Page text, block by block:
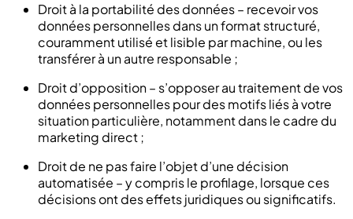
Droit à la portabilité des données – recevoir vos
données personnelles dans un format structuré,
couramment utilisé et lisible par machine, ou les
transférer à un autre responsable ;
Droit d’opposition – s’opposer au traitement de vos
données personnelles pour des motifs liés à votre
situation particulière, notamment dans le cadre du
marketing direct ;
Droit de ne pas faire l’objet d’une décision
automatisée – y compris le profilage, lorsque ces
décisions ont des effets juridiques ou significatifs.